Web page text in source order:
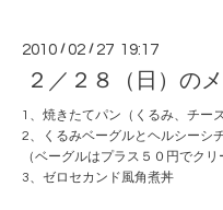
2010 /02 / 27 19:17
２／２８（日）の
1、焼きたてパン（くるみ、チー
2、くるみベーグルとヘルシーシ
（ベーグルはプラス５０円でクリ
3、ゼロセカンド風角煮丼